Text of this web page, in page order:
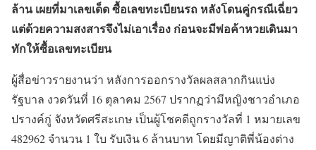
ล้าน เผยที่มาเลขเด็ด ซื้อเลขทะเบียนรถ หลังโดนคู่กรณีเฉี่ยว
แต่ด้วยความสงสารจึงไม่เอาเรื่อง ก่อนจะมีพ่อค้าหวยเดินมา
ทักให้ซื้อเลขทะเบียน
ผู้สื่อข่าวรายงานว่า หลังการออกรางวัลผลสลากกินแบ่ง
รัฐบาล งวดวันที่ 16 ตุลาคม 2567 ปรากฏว่ามีหญิงชาวอำเภอ
ปรางค์กู่ จังหวัดศรีสะเกษ เป็นผู้โชคดีถูกรางวัลที่ 1 หมายเลข
482962 จำนวน 1 ใบ รับเงิน 6 ล้านบาท โดยมีญาติพี่น้องต่าง